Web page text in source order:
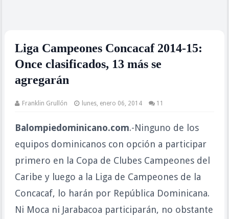
Liga Campeones Concacaf 2014-15:
Once clasificados, 13 más se
agregarán
Franklin Grullón lunes, enero 06, 2014 11
Balompiedominicano.com.-Ninguno de los
equipos dominicanos con opción a participar
primero en la Copa de Clubes Campeones del
Caribe y luego a la Liga de Campeones de la
Concacaf, lo harán por República Dominicana.
Ni Moca ni Jarabacoa participarán, no obstante